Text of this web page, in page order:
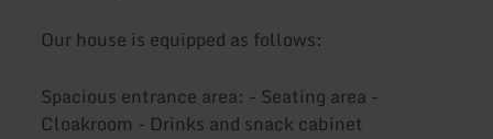
Our house is equipped as follows:
Spacious entrance area: - Seating area -
Cloakroom - Drinks and snack cabinet